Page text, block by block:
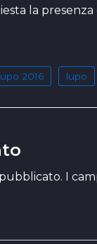
la
2016 lupo
I